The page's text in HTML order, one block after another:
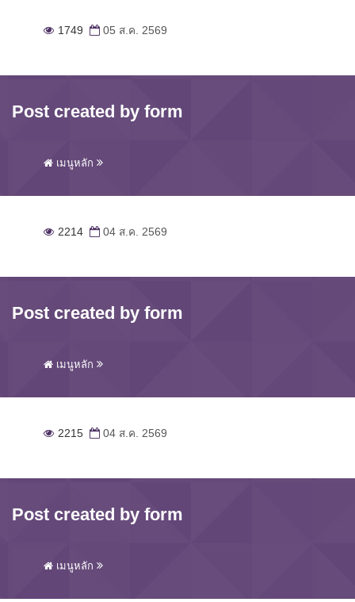
1749 05 ส.ค. 2569
Post created by form
เมนูหลัก
2214 04 ส.ค. 2569
Post created by form
เมนูหลัก
2215 04 ส.ค. 2569
Post created by form
เมนูหลัก